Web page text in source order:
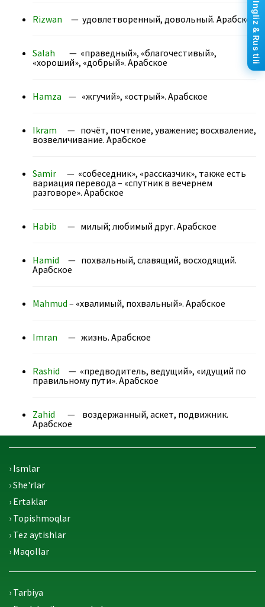
Rizwan — удовлетворенный, довольный. Арабское
Salah
— «праведный», «благочестивый»,
«хороший», «добрый». Арабское
Hamza — «жгучий», «острый». Арабское
Ikram
— почёт, почтение, уважение; восхваление,
возвеличивание. Арабское
Samir
— «собеседник», «рассказчик», также есть
вариация перевода – «спутник в вечернем
разговоре». Арабское
Habib — милый; любимый друг. Арабское
Hamid
— похвальный, славящий, восходящий.
Арабское
Mahmud – «хвалимый, похвальный». Арабское
Imran — жизнь. Арабское
Rashid
— «предводитель, ведущий», «идущий по
правильному пути». Арабское
Zahid
— воздержанный, аскет, подвижник.
Арабское
› Ismlar
› She'rlar
› Ertaklar
› Topishmoqlar
› Tez aytishlar
› Maqollar
› Tarbiya
Ingliz & Rus tili